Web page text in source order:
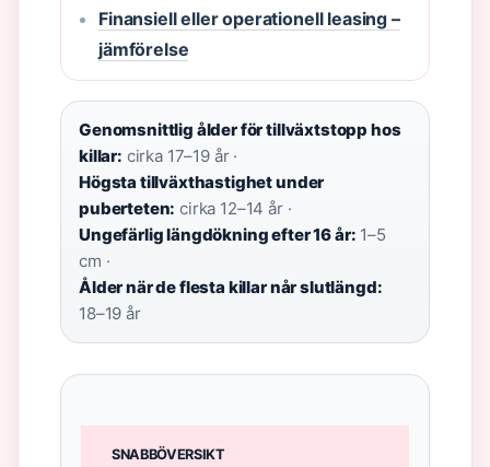
Finansiell eller operationell leasing –
jämförelse
Genomsnittlig ålder för tillväxtstopp hos
killar: cirka 17–19 år ·
Högsta tillväxthastighet under
puberteten: cirka 12–14 år ·
Ungefärlig längdökning efter 16 år: 1–5
cm ·
Ålder när de flesta killar når slutlängd:
18–19 år
SNABBÖVERSIKT